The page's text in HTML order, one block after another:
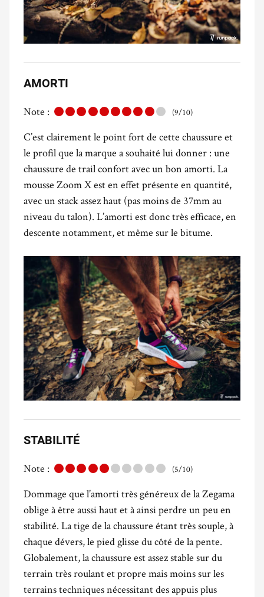
AMORTI
Note : (9/10)
C’est clairement le point fort de cette chaussure et
le profil que la marque a souhaité lui donner : une
chaussure de trail confort avec un bon amorti. La
mousse Zoom X est en effet présente en quantité,
avec un stack assez haut (pas moins de 37mm au
niveau du talon). L’amorti est donc très efficace, en
descente notamment, et même sur le bitume.
STABILITÉ
Note : (5/10)
Dommage que l’amorti très généreux de la Zegama
oblige à être aussi haut et à ainsi perdre un peu en
stabilité. La tige de la chaussure étant très souple, à
chaque dévers, le pied glisse du côté de la pente.
Globalement,la chaussure est assez stable sur du
terrain très roulant et propre mais moins sur les
terrains techniques nécessitant des appuis plus